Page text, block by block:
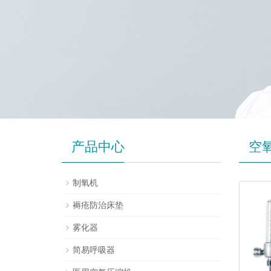
空
产品中心
制氧机
褥疮防治床垫
雾化器
简易呼吸器